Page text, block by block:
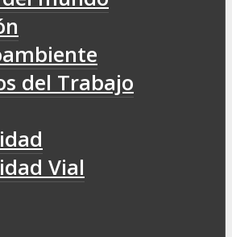
del Trabajo
Vial